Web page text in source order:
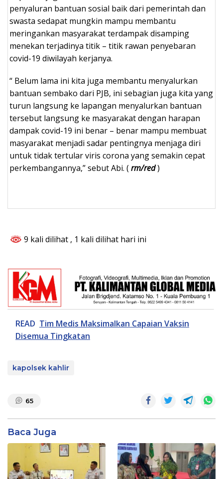
penyaluran bantuan sosial baik dari pemerintah dan
swasta sedapat mungkin mampu membantu
meringankan masyarakat terdampak disamping
menekan terjadinya titik – titik rawan penyebaran
covid-19 diwilayah kerjanya.
“ Belum lama ini kita juga membantu menyalurkan
bantuan sembako dari PJB, ini sebagian juga kita yang
turun langsung ke lapangan menyalurkan bantuan
tersebut langsung ke masyarakat dengan harapan
dampak covid-19 ini benar – benar mampu membuat
masyarakat menjadi sadar pentingnya menjaga diri
untuk tidak tertular viris corona yang semakin cepat
perkembangannya,” sebut Abi. (rm/red)
9 kali dilihat , 1 kali dilihat hari ini
READ Tim Medis Maksimalkan Capaian Vaksin
Disemua Tingkatan
kapolsek kahlir
65
Baca Juga